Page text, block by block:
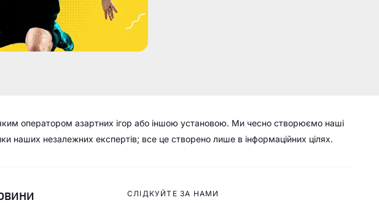
оператором азартних ігор або іншою установою. Ми чесно створюємо наші
наших незалежних експертів; все це створено лише в інформаційних цілях.
СЛІДКУЙТЕ ЗА НАМИ